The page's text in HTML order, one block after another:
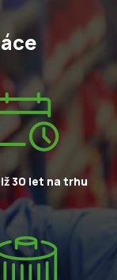
30 let na trhu